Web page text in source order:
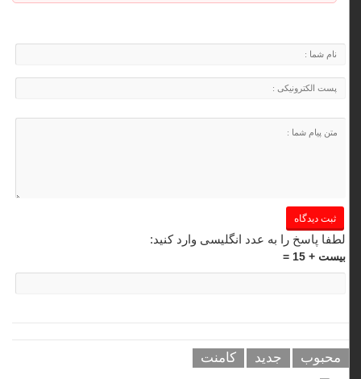
لطفا پاسخ را به عدد انگلیسی وارد کنید:
بیست + 15 =
محبوب جدید کامنت